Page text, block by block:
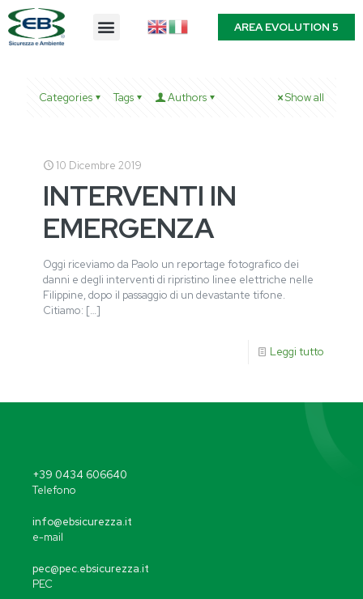
AREA EVOLUTION 5
Categories Tags Authors Show all
10 Dicembre 2019
INTERVENTI IN
EMERGENZA
Oggi riceviamo da Paolo un reportage fotografico dei
danni e degli interventi di ripristino linee elettriche nelle
Filippine, dopo il passaggio di un devastante tifone.
Citiamo: […]
Leggi tutto
+39 0434 606640
Telefono
info@ebsicurezza.it
e-mail
pec@pec.ebsicurezza.it
PEC